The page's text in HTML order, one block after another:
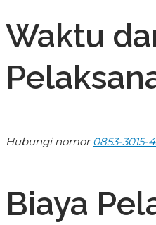
Waktu
Hubungi nomor0853-3015-
Biaya